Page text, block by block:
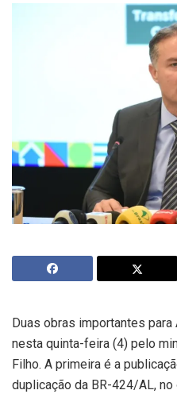
Duas obras importantes
nesta quinta-feira (4) pelo
Filho. A primeira é a
duplicação da BR-424/AL,